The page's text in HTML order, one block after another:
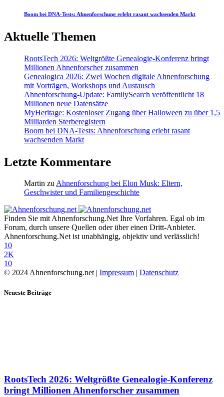
Boom bei DNA-Tests: Ahnenforschung erlebt rasant wachsenden Markt
Aktuelle Themen
RootsTech 2026: Weltgrößte Genealogie-Konferenz bringt
Millionen Ahnenforscher zusammen
Genealogica 2026: Zwei Wochen digitale Ahnenforschung
mit Vorträgen, Workshops und Austausch
Ahnenforschung-Update: FamilySearch veröffentlicht 18
Millionen neue Datensätze
MyHeritage: Kostenloser Zugang über Halloween zu über 1,5
Milliarden Sterberegistern
Boom bei DNA-Tests: Ahnenforschung erlebt rasant
wachsenden Markt
Letzte Kommentare
Martin zu Ahnenforschung bei Elon Musk: Eltern,
Geschwister und Familiengeschichte
Finden Sie mit Ahnenforschung.Net Ihre Vorfahren. Egal ob im
Forum, durch unsere Quellen oder über einen Dritt-Anbieter.
Ahnenforschung.Net ist unabhängig, objektiv und verlässlich!
10
2K
10
© 2024 Ahnenforschung.net | Impressum | Datenschutz
Neueste Beiträge
RootsTech 2026: Weltgrößte Genealogie-Konferenz
bringt Millionen Ahnenforscher zusammen